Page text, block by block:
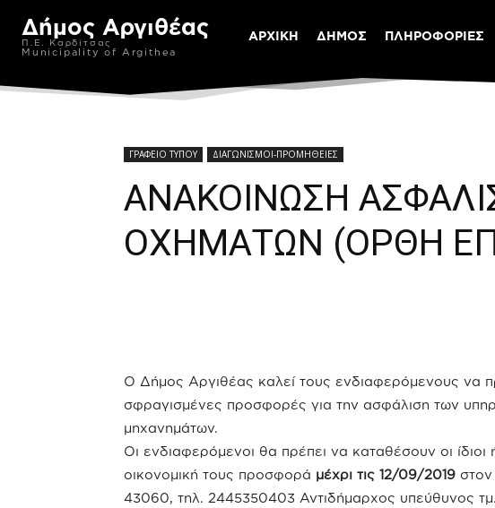
Δήμος Αργιθέας
Π.Ε. Καρδίτσας
Municipality of Argithea
ΑΡΧΙΚΗ ΔΗΜΟΣ ΠΛΗΡΟΦΟΡΙΕΣ
ΓΡΑΦΕΙΟ ΤΥΠΟΥ ΔΙΑΓΩΝΙΣΜΟΙ-ΠΡΟΜΗΘΕΙΕΣ
ΑΝΑΚΟΙΝΩΣΗ
ΟΧΗΜΑΤΩΝ (ΟΡΘΗ
Ο Δήμος Αργιθέας καλεί τους ενδιαφερόμενους να
σφραγισμένες προσφορές για την ασφάλιση των
μηχανημάτων.
Οι ενδιαφερόμενοι θα πρέπει να καταθέσουν οι
οικονομική τους προσφορά μέχρι τις 12/09/2019
43060, τηλ. 2445350403 Αντιδήμαρχος υπεύθυνος